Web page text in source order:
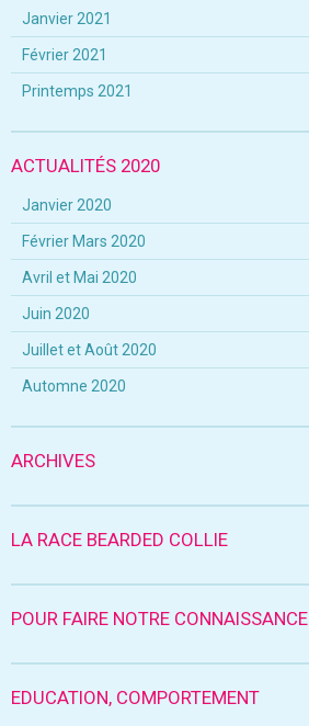
Janvier 2021
Février 2021
Printemps 2021
ACTUALITÉS 2020
Janvier 2020
Février Mars 2020
Avril et Mai 2020
Juin 2020
Juillet et Août 2020
Automne 2020
ARCHIVES
LA RACE BEARDED COLLIE
POUR FAIRE NOTRE CONNAISSANCE
EDUCATION, COMPORTEMENT